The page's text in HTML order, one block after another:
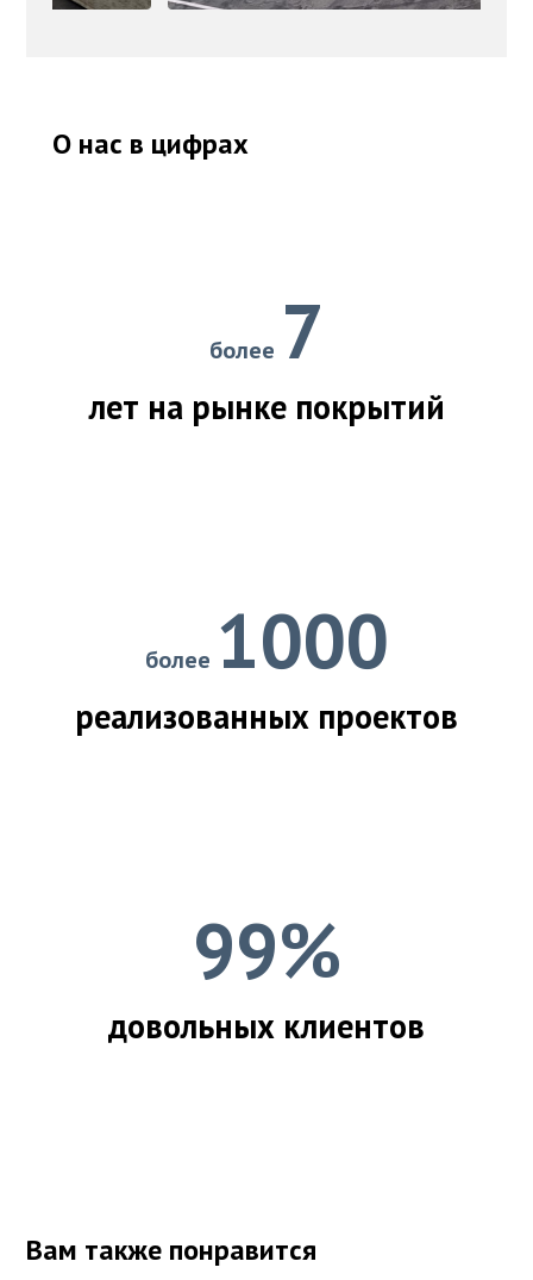
О нас в цифрах
более 7
лет на рынке покрытий
более 1000
реализованных проектов
99%
довольных клиентов
Вам также понравится